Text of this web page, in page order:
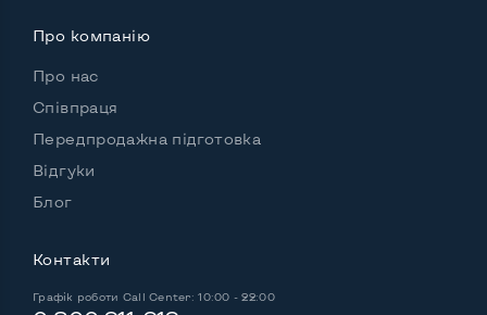
nVidia GeForce RTX 3070 Ti
Розмір відеопам'яті, Гб
Зручність користування:
Про компанію
Про нас
Співпраця
Передпродажна підготовка
Відгуки
Блог
Контакти
Графік роботи Call Center: 10:00 - 22:00